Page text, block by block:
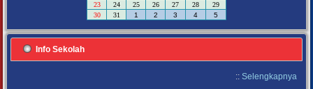
23
24 25 26 27 28
29
30
31 1 2 3 4 5
Info Sekolah
:: Selengkapnya